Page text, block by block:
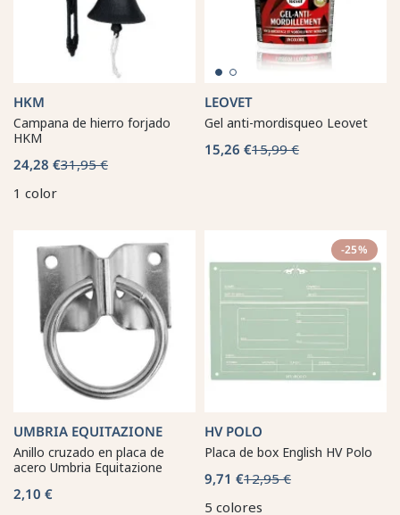
HKM
Campana de hierro forjado
HKM
24,28 €31,95 €
1 color
LEOVET
Gel anti-mordisqueo Leovet
15,26 €15,99 €
UMBRIA EQUITAZIONE
Anillo cruzado en placa de
acero Umbria Equitazione
2,10 €
-25%
HV POLO
Placa de box English HV Polo
9,71 €12,95 €
5 colores